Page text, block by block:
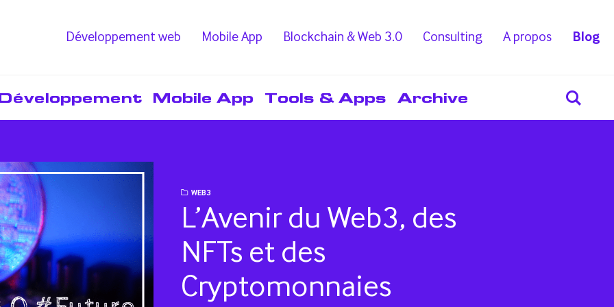
Blog
A propos
Consulting
Blockchain & Web 3.0
Mobile App
Développement web
Mobile App Tools & Apps Archive
WEB3
L’Avenir du Web3, des
NFTs et des
Cryptomonnaies